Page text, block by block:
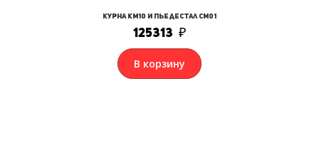
Курна КМ10 и Пьедестал СМ01
125313 ₽
В корзину